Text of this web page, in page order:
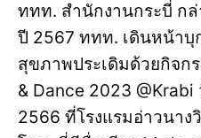
ททท. สำนักงานกระบี่ ก
ปี 2567 ททท. เดินหน้าบุ
สุขภาพประเดิมด้วยกิจก
& Dance 2023
2566 ที่โรงแรมอ่าวนาง